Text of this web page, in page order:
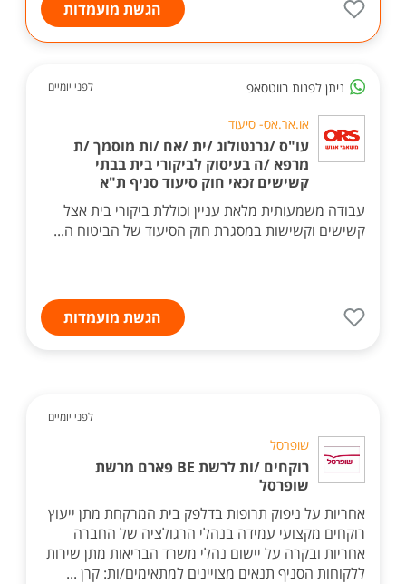
הגשת מועמדות
ניתן לפנות בווטסאפ לפני יומיים
או.אר.אס- סיעוד
עו"ס /גרנטולוג /ית /אח /ות מוסמך /ת
מרפא /ה בעיסוק לביקורי בית בבתי
קשישים זכאי חוק סיעוד סניף ת"א
עבודה משמעותית מלאת עניין וכוללת ביקורי בית אצל
קשישים וקשישות במסגרת חוק הסיעוד של הביטוח ה...
הגשת מועמדות
לפני יומיים
שופרסל
רוקחים /ות לרשת BE פארם מרשת
שופרסל
אחריות על ניפוק תרופות בדלפק בית המרקחת מתן ייעוץ
רוקחים מקצועי עמידה בנהלי הרגולציה של החברה
אחריות ובקרה על יישום נהלי משרד הבריאות מתן שירות
ללקוחות הסניף תנאים מצויינים למתאימים/ות: קרן ...